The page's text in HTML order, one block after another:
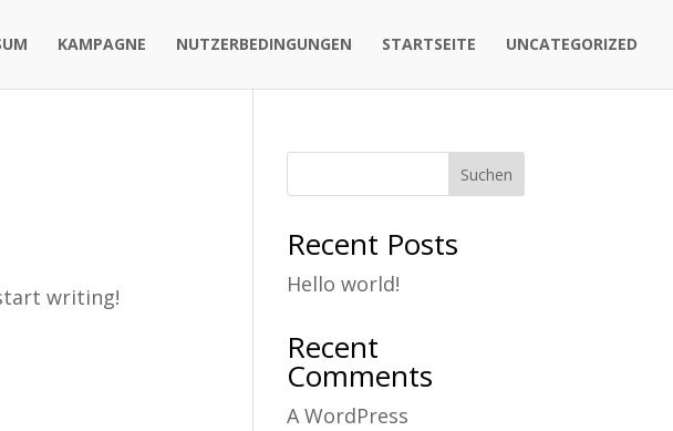
KAMPAGNE NUTZERBEDINGUNGEN STARTSEITE UNCATEGORIZED
writing!
Suchen
Recent Posts
Hello world!
Recent
Comments
A WordPress